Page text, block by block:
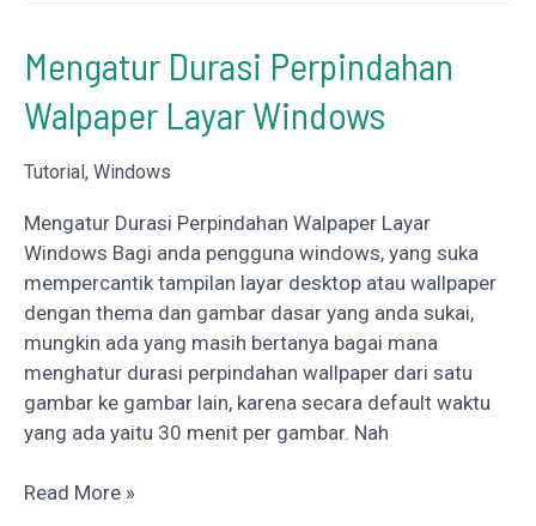
Pada
Office
Word
Mengatur Durasi Perpindahan
Walpaper Layar Windows
Tutorial, Windows
Mengatur Durasi Perpindahan Walpaper Layar
Windows Bagi anda pengguna windows, yang suka
mempercantik tampilan layar desktop atau wallpaper
dengan thema dan gambar dasar yang anda sukai,
mungkin ada yang masih bertanya bagai mana
menghatur durasi perpindahan wallpaper dari satu
gambar ke gambar lain, karena secara default waktu
yang ada yaitu 30 menit per gambar. Nah
Mengatur
Read More »